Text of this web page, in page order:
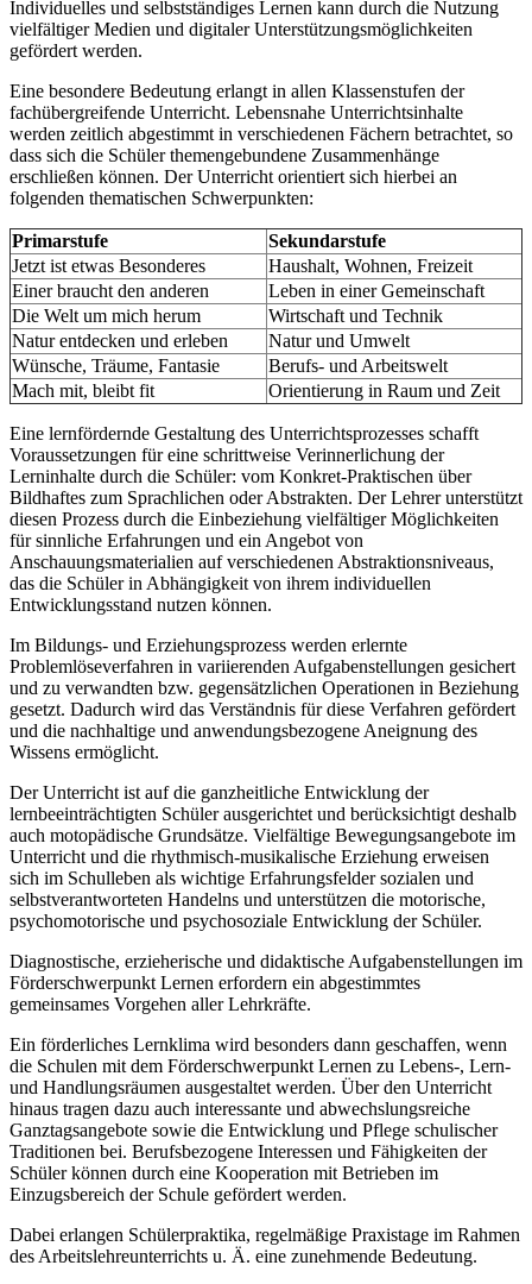
Individuelles und selbstständiges Lernen kann durch die Nutzung
vielfältiger Medien und digitaler Unterstützungsmöglichkeiten
gefördert werden.
Eine besondere Bedeutung erlangt in allen Klassenstufen der
fachübergreifende Unterricht. Lebensnahe Unterrichtsinhalte
werden zeitlich abgestimmt in verschiedenen Fächern betrachtet, so
dass sich die Schüler themengebundene Zusammenhänge
erschließen können. Der Unterricht orientiert sich hierbei an
folgenden thematischen Schwerpunkten:
Primarstufe
Sekundarstufe
Jetzt ist etwas Besonderes
Haushalt, Wohnen, Freizeit
Einer braucht den anderen
Leben in einer Gemeinschaft
Die Welt um mich herum
Wirtschaft und Technik
Natur entdecken und erleben
Natur und Umwelt
Wünsche, Träume, Fantasie
Berufs- und Arbeitswelt
Mach mit, bleibt fit
Orientierung in Raum und Zeit
Eine lernfördernde Gestaltung des Unterrichtsprozesses schafft
Voraussetzungen für eine schrittweise Verinnerlichung der
Lerninhalte durch die Schüler: vom Konkret-Praktischen über
Bildhaftes zum Sprachlichen oder Abstrakten. Der Lehrer unterstützt
diesen Prozess durch die Einbeziehung vielfältiger Möglichkeiten
für sinnliche Erfahrungen und ein Angebot von
Anschauungsmaterialien auf verschiedenen Abstraktionsniveaus,
das die Schüler in Abhängigkeit von ihrem individuellen
Entwicklungsstand nutzen können.
Im Bildungs- und Erziehungsprozess werden erlernte
Problemlöseverfahren in variierenden Aufgabenstellungen gesichert
und zu verwandten bzw. gegensätzlichen Operationen in Beziehung
gesetzt. Dadurch wird das Verständnis für diese Verfahren gefördert
und die nachhaltige und anwendungsbezogene Aneignung des
Wissens ermöglicht.
Der Unterricht ist auf die ganzheitliche Entwicklung der
lernbeeinträchtigten Schüler ausgerichtet und berücksichtigt deshalb
auch motopädische Grundsätze. Vielfältige Bewegungsangebote im
Unterricht und die rhythmisch-musikalische Erziehung erweisen
sich im Schulleben als wichtige Erfahrungsfelder sozialen und
selbstverantworteten Handelns und unterstützen die motorische,
psychomotorische und psychosoziale Entwicklung der Schüler.
Diagnostische, erzieherische und didaktische Aufgabenstellungen im
Förderschwerpunkt Lernen erfordern ein abgestimmtes
gemeinsames Vorgehen aller Lehrkräfte.
Ein förderliches Lernklima wird besonders dann geschaffen, wenn
die Schulen mit dem Förderschwerpunkt Lernen zu Lebens-, Lern-
und Handlungsräumen ausgestaltet werden. Über den Unterricht
hinaus tragen dazu auch interessante und abwechslungsreiche
Ganztagsangebote sowie die Entwicklung und Pflege schulischer
Traditionen bei. Berufsbezogene Interessen und Fähigkeiten der
Schüler können durch eine Kooperation mit Betrieben im
Einzugsbereich der Schule gefördert werden.
Dabei erlangen Schülerpraktika, regelmäßige Praxistage im Rahmen
des Arbeitslehreunterrichts u. Ä. eine zunehmende Bedeutung.